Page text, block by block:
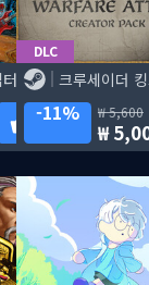
터 2
DLC
11% 5,600